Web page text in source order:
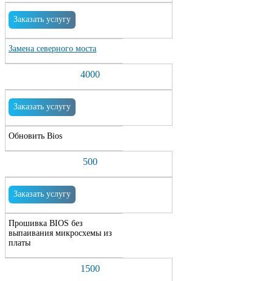
Заказать услугу
Замена северного моста
4000
Заказать услугу
Обновить Bios
500
Заказать услугу
Прошивка BIOS без
выпаивания микросхемы из
платы
1500